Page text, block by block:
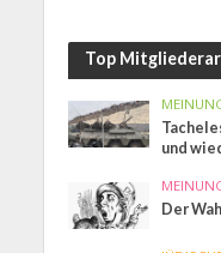
Top
und
Der